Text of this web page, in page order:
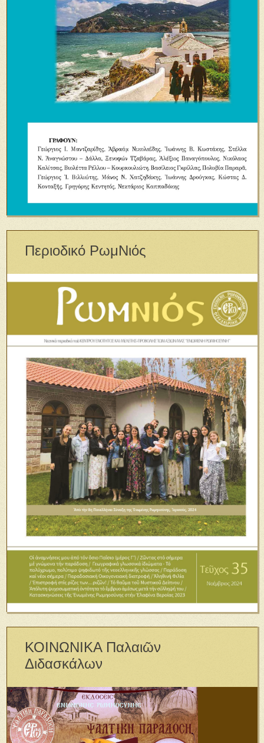
Περιοδικό ΡωμΝιός
ΚΟΙΝΩΝΙΚΑ Παλαιῶν
Διδασκάλων